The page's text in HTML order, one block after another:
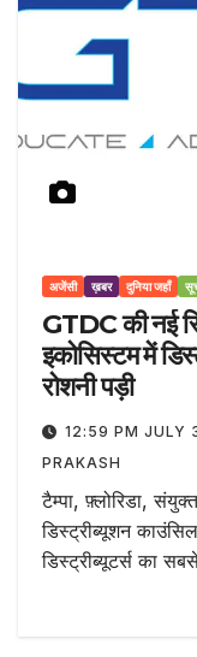
अजेंसी ख़बर दुनिया जहाँ
GTDC की नई
इकोसिस्टम में
रोशनी पड़ी
12:59 PM JULY
PRAKASH
टैम्पा, फ़्लोरिडा,
डिस्ट्रीब्यूशन
डिस्ट्रीब्यूटर्स का